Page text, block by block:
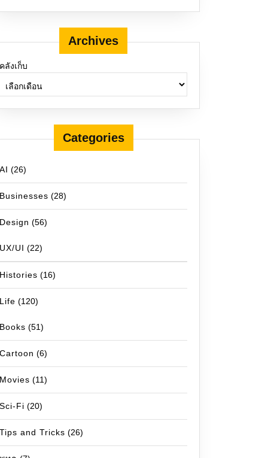
Archives
คลังเก็บ
Categories
AI (26)
Businesses (28)
Design (56)
UX/UI (22)
Histories (16)
Life (120)
Books (51)
Cartoon (6)
Movies (11)
Sci-Fi (20)
Tips and Tricks (26)